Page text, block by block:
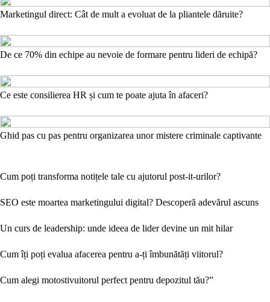
Marketingul direct: Cât de mult a evoluat de la pliantele dăruite?
De ce 70% din echipe au nevoie de formare pentru lideri de echipă?
Ce este consilierea HR și cum te poate ajuta în afaceri?
Ghid pas cu pas pentru organizarea unor mistere criminale captivante
Cum poți transforma notițele tale cu ajutorul post-it-urilor?
SEO este moartea marketingului digital? Descoperă adevărul ascuns
Un curs de leadership: unde ideea de lider devine un mit hilar
Cum îți poți evalua afacerea pentru a-ți îmbunătăți viitorul?
Cum alegi motostivuitorul perfect pentru depozitul tău?”